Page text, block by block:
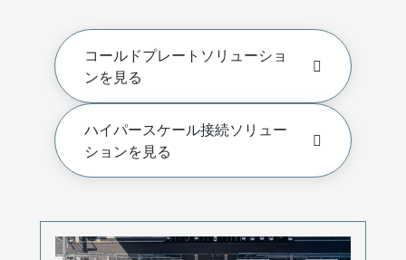
コールドプレートソリューショ
ンを見る
ハイパースケール接続ソリュー
ションを見る